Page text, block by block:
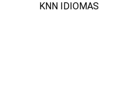
KNN IDIOMAS